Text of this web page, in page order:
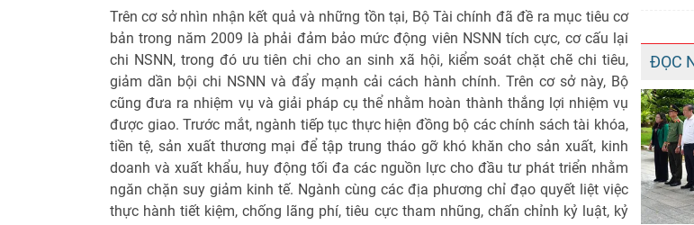
Trên cơ sở nhìn nhận kết quả và những tồn tại, Bộ Tài chính đã đề ra mục tiêu cơ
bản trong năm 2009 là phải đảm bảo mức động viên NSNN tích cực, cơ cấu lại
chi NSNN, trong đó ưu tiên chi cho an sinh xã hội, kiểm soát chặt chẽ chi tiêu,
giảm dần bội chi NSNN và đẩy mạnh cải cách hành chính. Trên cơ sở này, Bộ
cũng đưa ra nhiệm vụ và giải pháp cụ thể nhằm hoàn thành thắng lợi nhiệm vụ
được giao. Trước mắt, ngành tiếp tục thực hiện đồng bộ các chính sách tài khóa,
tiền tệ, sản xuất thương mại để tập trung tháo gỡ khó khăn cho sản xuất, kinh
doanh và xuất khẩu, huy động tối đa các nguồn lực cho đầu tư phát triển nhằm
ngăn chặn suy giảm kinh tế. Ngành cùng các địa phương chỉ đạo quyết liệt việc
thực hành tiết kiệm, chống lãng phí, tiêu cực tham nhũng, chấn chỉnh kỷ luật, kỷ
ĐỌC